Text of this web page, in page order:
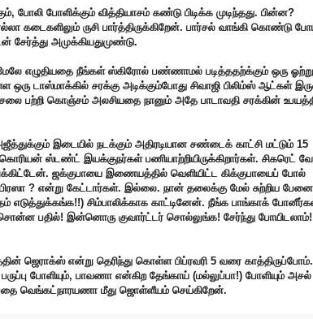
போளிக்கும் வித்தியாசம் கண்டு பிடிக்க முடிந்தது. பின்ன?
கடைகளிலும் ருசி பார்த்திருக்கிறேன். பார்சல் வாங்கி கொண்டு
சேர்த்து அமுக்கியதுமுண்டு.
எழுதியதை நீங்கள் ஸ்கிரோல் பண்ணாமல் படித்ததற்க்கும் ஒரு
ஒரு டாஸ்மாக்கில் சரக்கு அடிக்கும்போது சிவாஜி பிலிம்ஸ் ஆட்கள்
பற்றி கொஞ்சம் அலசியதை நானும் அதே பாடாவதி சரக்கின்
இடையில் நடக்கும் அதிரடியான சண்டைக் காட்சி மட்டும் 15
ஸ்டண்ட் இயக்குநர்கள் பணியாற்றியிருக்கிறார்கள். சிகரெட்
ஜக்குபாயை இணையத்தில் வெளியிட்ட கிக்குபாயைப் போல்
? என்று கேட்டார்கள். இல்லை. நான் தலைக்கு மேல் சுற்றிய பேனை
எடுத்துக்கங்க!!) சிம்பாலிக்காக காட்டினேன். நீங்க பாங்காக்
பதில்! இன்னொரு குவார்ட்டர் சொல்லுங்க! சேர்ந்து போயிடலாம்!
ஜெராக்ஸ் என்று தெரிந்து கொள்ள பிப்ரவரி 5 வரை காத்திருப்போம்.
போளியும், பாவணா என்கிற தேங்காய் (மல்லுப்பா!) போளியும் அசல்
வெங்கட்நாரயணா மீது ஜொள்ளீயம் செய்கிறேன்.